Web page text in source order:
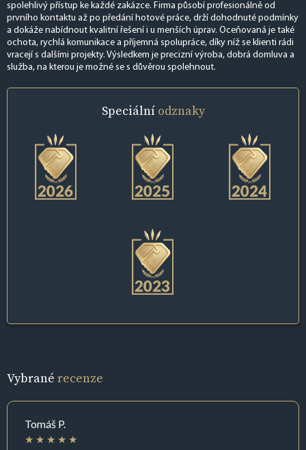
spolehlivý přístup ke každé zakázce. Firma působí profesionálně od
prvního kontaktu až po předání hotové práce, drží dohodnuté podmínky
a dokáže nabídnout kvalitní řešení i u menších úprav. Oceňovaná je také
ochota, rychlá komunikace a příjemná spolupráce, díky níž se klienti rádi
vracejí s dalšími projekty. Výsledkem je precizní výroba, dobrá domluva a
služba, na kterou je možné se s důvěrou spolehnout.
Speciální odznaky
Vybrané recenze
Tomáš P.